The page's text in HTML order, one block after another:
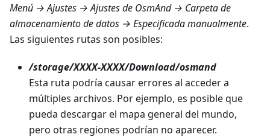
Menú → Ajustes → Ajustes de OsmAnd → Carpeta de
almacenamiento de datos → Especificada manualmente.
Las siguientes rutas son posibles:
/storage/XXXX-XXXX/Download/osmand
Esta ruta podría causar errores al acceder a
múltiples archivos. Por ejemplo, es posible que
pueda descargar el mapa general del mundo,
pero otras regiones podrían no aparecer.